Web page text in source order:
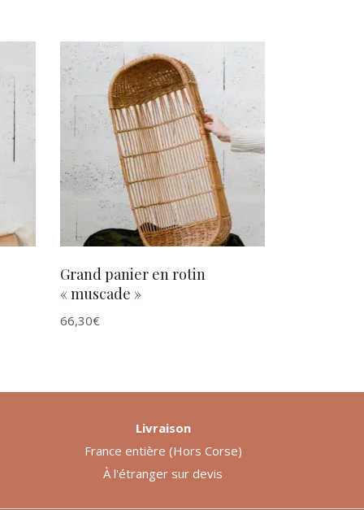
AJOUTER AU PANIER
Grand panier en rotin
« muscade »
66,30€
Livraison
France entière (Hors Corse)
À l'étranger sur devis